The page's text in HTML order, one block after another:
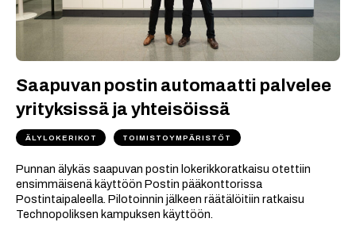
Saapuvan postin automaatti palvelee
yrityksissä ja yhteisöissä
ÄLYLOKERIKOT TOIMISTOYMPÄRISTÖT
Punnan älykäs saapuvan postin lokerikkoratkaisu otettiin
ensimmäisenä käyttöön Postin pääkonttorissa
Postintaipaleella. Pilotoinnin jälkeen räätälöitiin ratkaisu
Technopoliksen kampuksen käyttöön.